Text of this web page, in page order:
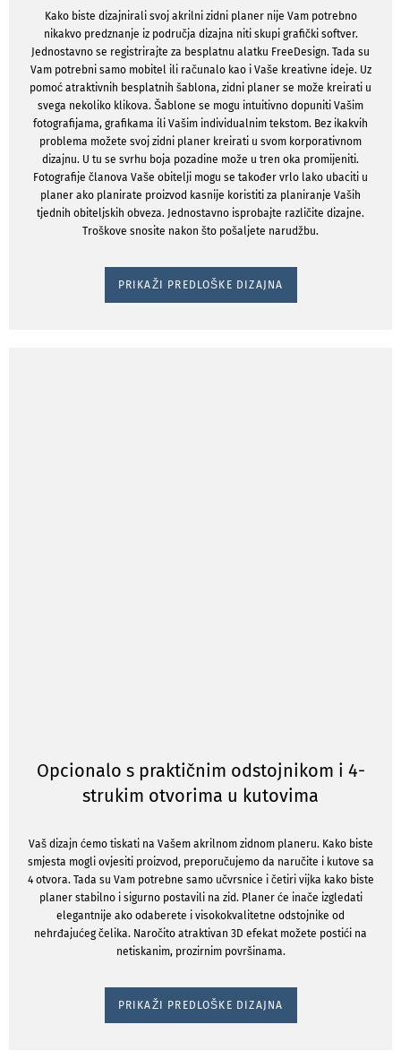
Kako biste dizajnirali svoj akrilni zidni planer nije Vam potrebno
nikakvo predznanje iz područja dizajna niti skupi grafički softver.
Jednostavno se registrirajte za besplatnu alatku FreeDesign. Tada su
Vam potrebni samo mobitel ili računalo kao i Vaše kreativne ideje. Uz
pomoć atraktivnih besplatnih šablona, zidni planer se može kreirati u
svega nekoliko klikova. Šablone se mogu intuitivno dopuniti Vašim
fotografijama, grafikama ili Vašim individualnim tekstom. Bez ikakvih
problema možete svoj zidni planer kreirati u svom korporativnom
dizajnu. U tu se svrhu boja pozadine može u tren oka promijeniti.
Fotografije članova Vaše obitelji mogu se također vrlo lako ubaciti u
planer ako planirate proizvod kasnije koristiti za planiranje Vaših
tjednih obiteljskih obveza. Jednostavno isprobajte različite dizajne.
Troškove snosite nakon što pošaljete narudžbu.
PRIKAŽI PREDLOŠKE DIZAJNA
Opcionalo s praktičnim odstojnikom i 4-
strukim otvorima u kutovima
Vaš dizajn ćemo tiskati na Vašem akrilnom zidnom planeru. Kako biste
smjesta mogli ovjesiti proizvod, preporučujemo da naručite i kutove sa
4 otvora. Tada su Vam potrebne samo učvrsnice i četiri vijka kako biste
planer stabilno i sigurno postavili na zid. Planer će inače izgledati
elegantnije ako odaberete i visokokvalitetne odstojnike od
nehrđajućeg čelika. Naročito atraktivan 3D efekat možete postići na
netiskanim, prozirnim površinama.
PRIKAŽI PREDLOŠKE DIZAJNA